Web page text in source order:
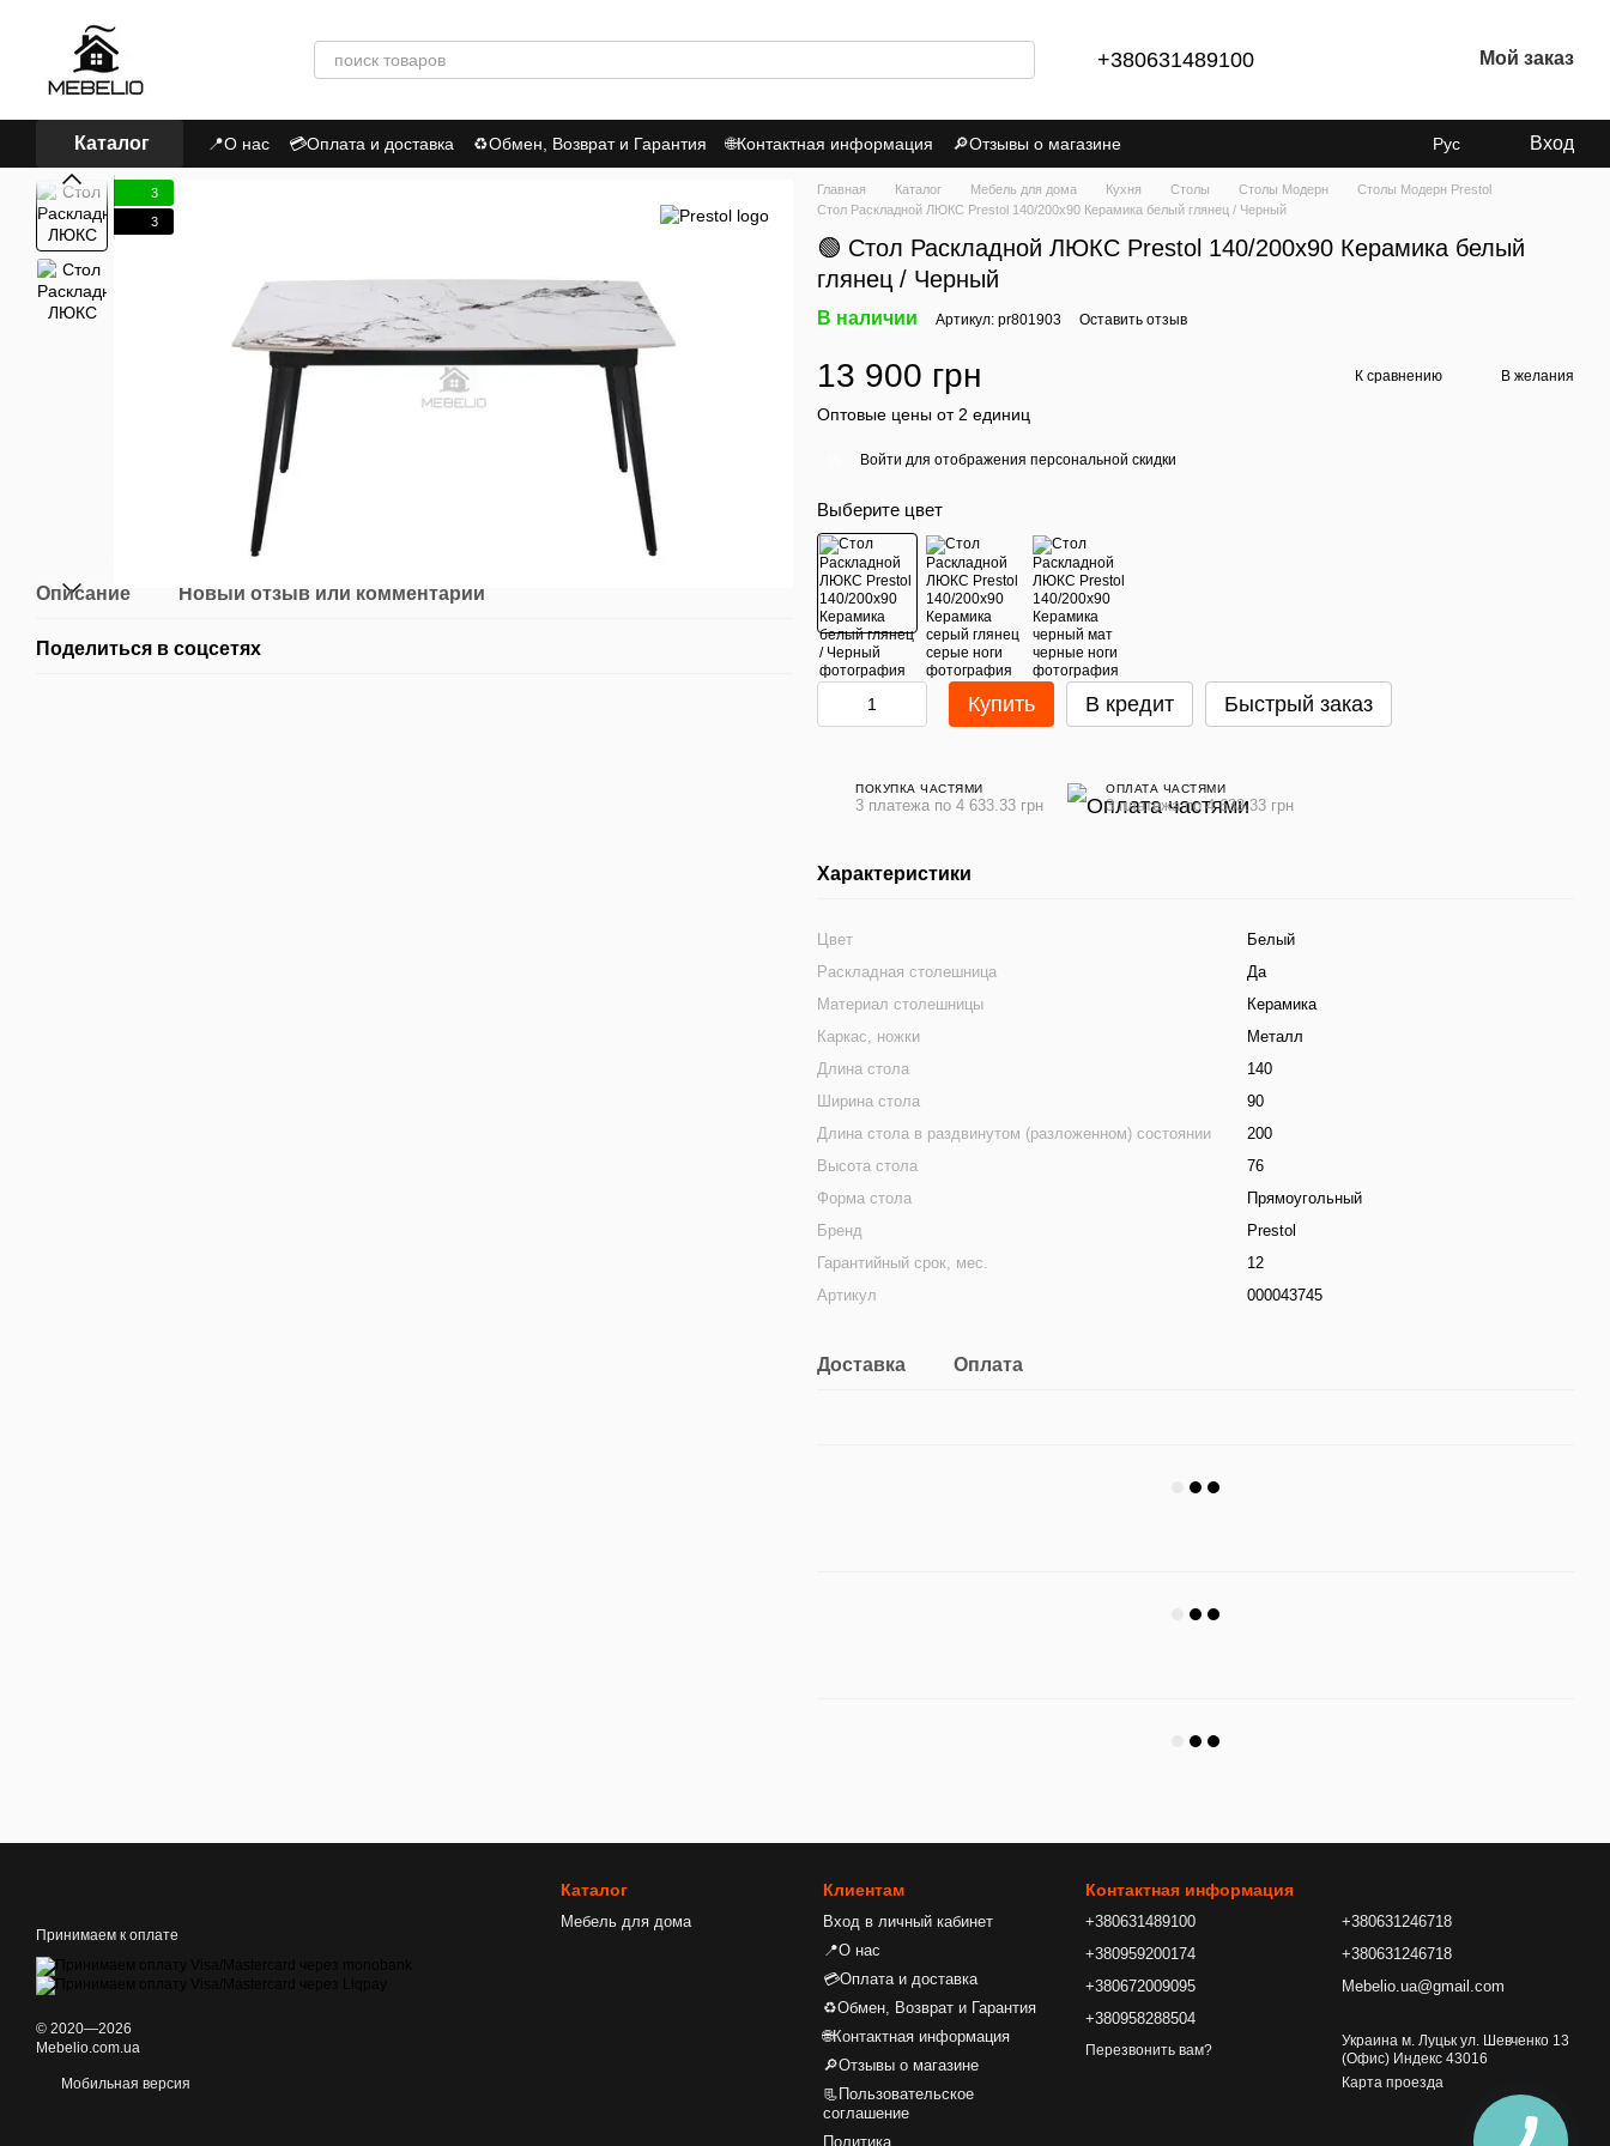
+380631489100 Мой заказ
Каталог 📍О нас 💳Оплата и доставка ♻Обмен, Возврат и Гарантия 🌐Контактная информация
🔎Отзывы о магазине
📃Пользовательское соглашение
Политика Конфиденциальности
Рус Вход
3
3
Описание Новый отзыв или комментарий
Поделиться в соцсетях
Главная Каталог Мебель для дома Кухня Столы Столы Модерн
Столы Модерн Prestol
Стол Раскладной ЛЮКС Prestol 140/200x90 Керамика белый глянец / Черный
🟢 Стол Раскладной ЛЮКС Prestol 140/200x90 Керамика белый
глянец / Черный
В наличии Артикул: pr801903 Оставить отзыв
13 900 грн К сравнению В желания
Оптовые цены от 2 единиц
Войти для отображения персональной скидки
Выберите цвет
Купить В кредит Быстрый заказ
ПОКУПКА ЧАСТЯМИ
3 платежа по 4 633.33 грн
ОПЛАТА ЧАСТЯМИ
3 платежа по 4 633.33 грн
Характеристики
Цвет
Белый
Раскладная столешница
Да
Материал столешницы
Керамика
Каркас, ножки
Металл
Длина стола
140
Ширина стола
90
Длина стола в раздвинутом (разложенном) состоянии
200
Высота стола
76
Форма стола
Прямоугольный
Бренд
Prestol
Гарантийный срок, мес.
12
Артикул
000043745
Доставка Оплата
Принимаем к оплате
© 2020—2026
Mebelio.com.ua
Мобильная версия
Каталог
Мебель для дома
Клиентам
Вход в личный кабинет
📍О нас
💳Оплата и доставка
♻Обмен, Возврат и Гарантия
🌐Контактная информация
🔎Отзывы о магазине
📃Пользовательское
соглашение
Политика
Контактная информация
+380631489100
+380959200174
+380672009095
+380958288504
Перезвонить вам?
+380631246718
+380631246718
Mebelio.ua@gmail.com
Украина м. Луцьк ул. Шевченко 13
(Офис) Индекс 43016
Карта проезда